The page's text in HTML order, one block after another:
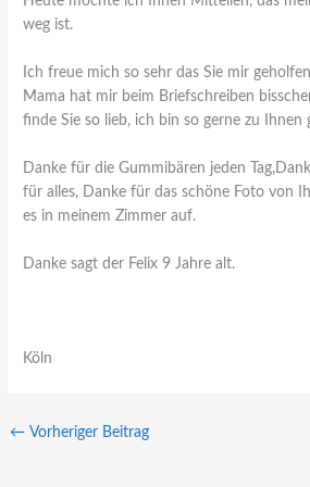
weg ist.
Ich freue mich so sehr das Sie mir
Mama hat mir beim Briefschreiben
finde Sie so lieb, ich bin so gerne zu Ihnen
Danke für die Gummibären jeden
für alles, Danke für das schöne Foto von
es in meinem Zimmer auf.
Danke sagt der Felix 9 Jahre alt.
Köln
← Vorheriger Beitrag